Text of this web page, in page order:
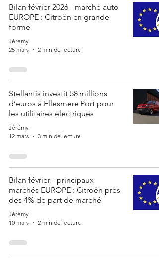
Bilan février 2026 - marché auto
EUROPE : Citroën en grande
forme
Jérémy
25 mars
2 min de lecture
Stellantis investit 58 millions
d’euros à Ellesmere Port pour
les utilitaires électriques
Jérémy
12 mars
3 min de lecture
Bilan février - principaux
marchés EUROPE : Citroën près
des 4% de part de marché
Jérémy
10 mars
2 min de lecture